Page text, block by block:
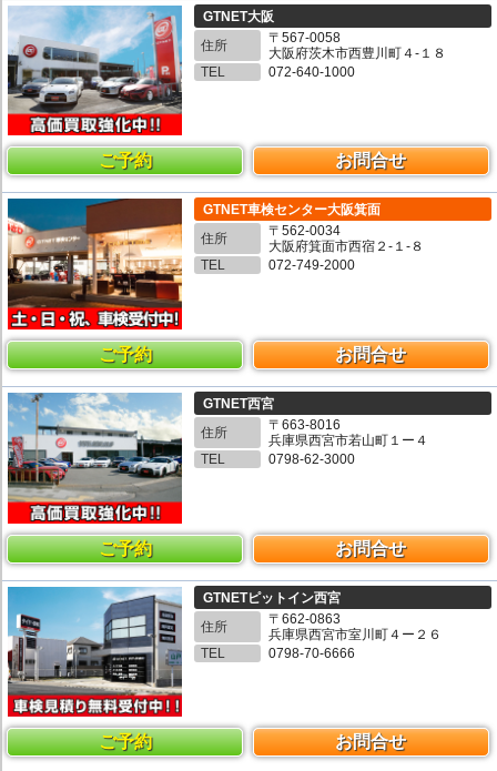
GTNET大阪
住所
〒567-0058
大阪府茨木市西豊川町４-１８
TEL
072-640-1000
ご予約 お問合せ
GTNET車検センター大阪箕面
住所
〒562-0034
大阪府箕面市西宿２-１-８
TEL
072-749-2000
ご予約 お問合せ
GTNET西宮
住所
〒663-8016
兵庫県西宮市若山町１ー４
TEL
0798-62-3000
ご予約 お問合せ
GTNETピットイン西宮
住所
〒662-0863
兵庫県西宮市室川町４ー２６
TEL
0798-70-6666
ご予約 お問合せ